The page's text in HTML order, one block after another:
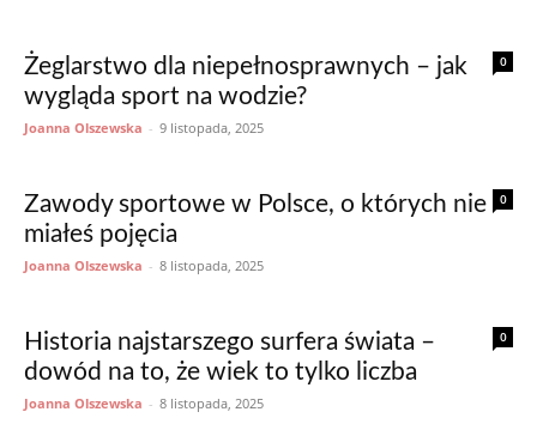
0
Żeglarstwo dla niepełnosprawnych – jak
wygląda sport na wodzie?
Joanna Olszewska - 9 listopada, 2025
0
Zawody sportowe w Polsce, o których nie
miałeś pojęcia
Joanna Olszewska - 8 listopada, 2025
0
Historia najstarszego surfera świata –
dowód na to, że wiek to tylko liczba
Joanna Olszewska - 8 listopada, 2025